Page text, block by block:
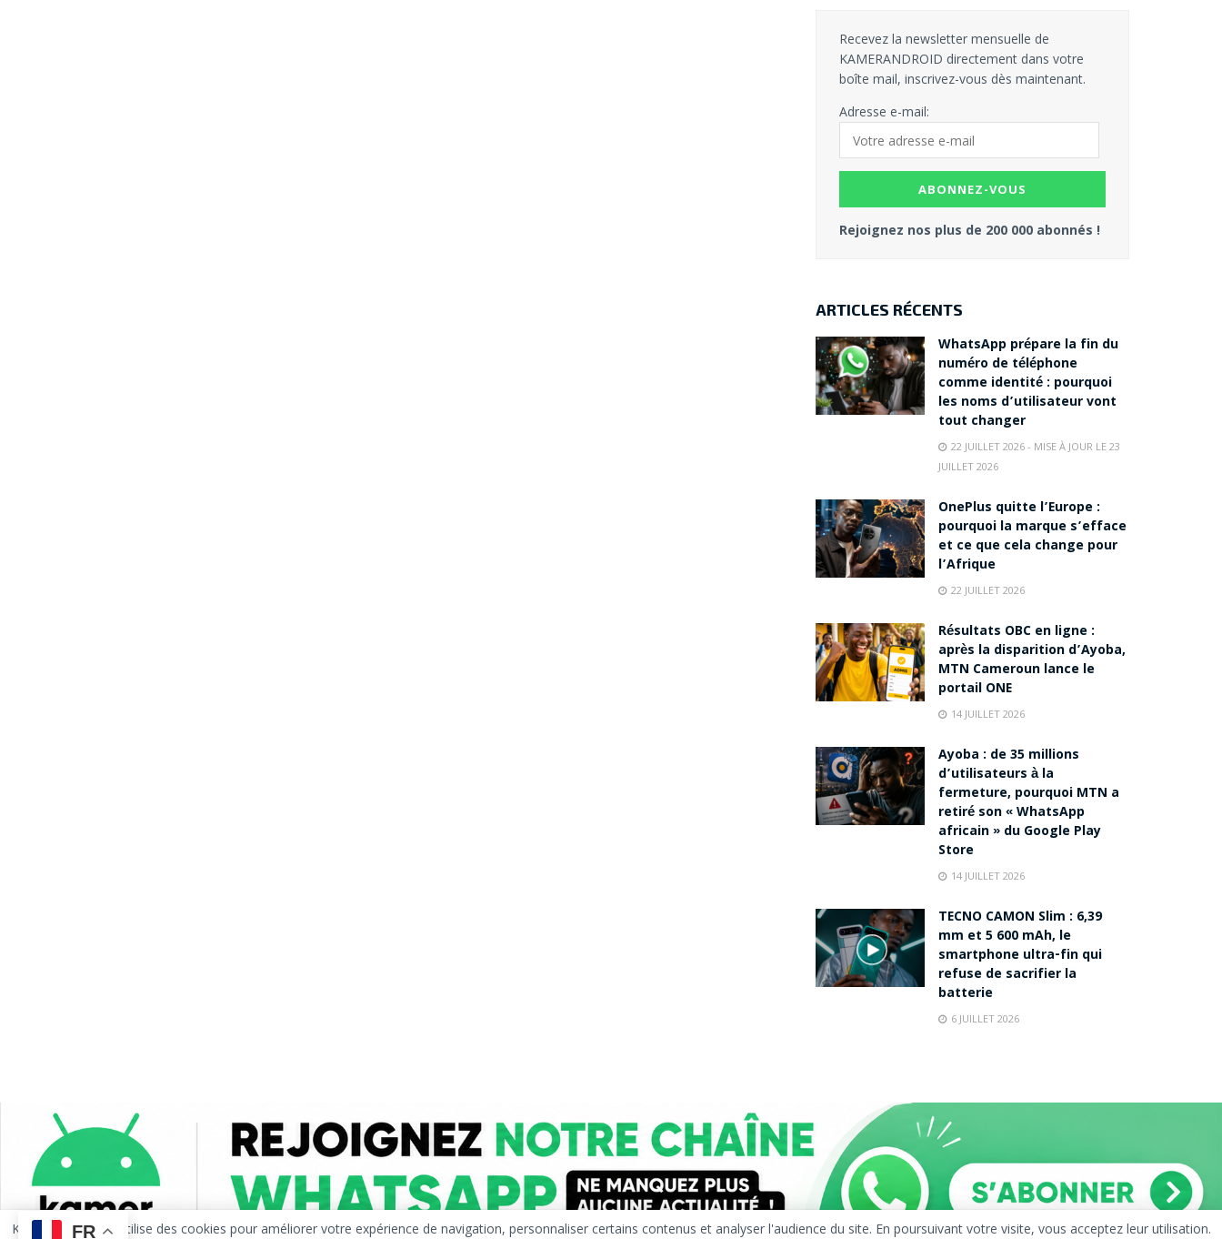
Recevez la newsletter mensuelle de
KAMERANDROID directement dans votre
boîte mail, inscrivez-vous dès maintenant.
Adresse e-mail:
Rejoignez nos plus de 200 000 abonnés !
ARTICLES RÉCENTS
WhatsApp prépare la fin du
numéro de téléphone
comme identité : pourquoi
les noms d’utilisateur vont
tout changer
22 JUILLET 2026 - MISE À JOUR LE 23
JUILLET 2026
OnePlus quitte l’Europe :
pourquoi la marque s’efface
et ce que cela change pour
l’Afrique
22 JUILLET 2026
Résultats OBC en ligne :
après la disparition d’Ayoba,
MTN Cameroun lance le
portail ONE
14 JUILLET 2026
Ayoba : de 35 millions
d’utilisateurs à la
fermeture, pourquoi MTN a
retiré son « WhatsApp
africain » du Google Play
Store
14 JUILLET 2026
TECNO CAMON Slim : 6,39
mm et 5 600 mAh, le
smartphone ultra-fin qui
refuse de sacrifier la
batterie
6 JUILLET 2026
FR
KAMERANDROID utilise des cookies pour améliorer votre expérience de navigation, personnaliser certains contenus et analyser l'audience du site. En poursuivant votre visite, vous acceptez leur utilisation.